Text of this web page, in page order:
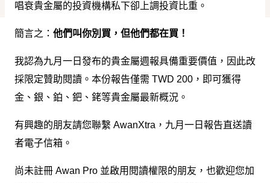
唱衰貴金屬的投資機構私下卻上調投資比重。
簡言之： 他們叫你別買，但他們都在買！
我認為九月一日發布的貴金屬週報具備重要價值，因此改
採限定贊助閱讀。本份報告僅需 TWD 200，即可獲得
金、銀、鉑、鈀、銠等貴金屬最新概況。
有興趣的朋友請您聯繫 AwanXtra，九月一日報告直送讀
者電子信箱。
尚未註冊 Awan Pro 並啟用閱讀權限的朋友，也歡迎您加